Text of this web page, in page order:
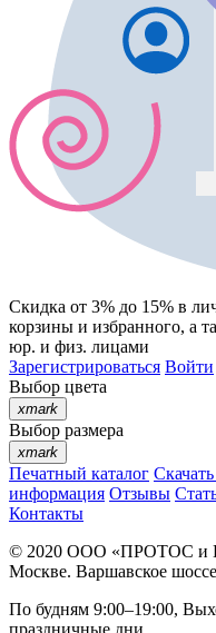
Скидка от 3% до 15% в
корзины и избранного, а
юр. и физ. лицами
Зарегистрироваться Войти
Выбор цвета
xmark
Выбор размера
xmark
Печатный каталог
информация Отзывы
Контакты
© 2020 ООО «ПРОТОС и
Москве. Варшавское
По будням 9:00–19:00,